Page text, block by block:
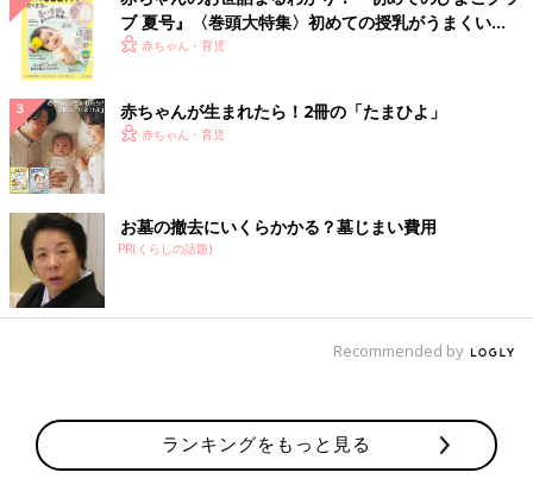
ブ 夏号』〈巻頭大特集〉初めての授乳がうまくい
く！ おっぱい・ミルクの基本と夏のトラブル 解決テ
赤ちゃん・育児
赤ちゃんが生まれたら！2冊の「たまひよ」
赤ちゃん・育児
お墓の撤去にいくらかかる？墓じまい費用
PR(くらしの話題)
Recommended by
ランキングをもっと見る